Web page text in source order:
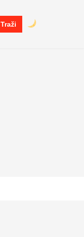
Traži